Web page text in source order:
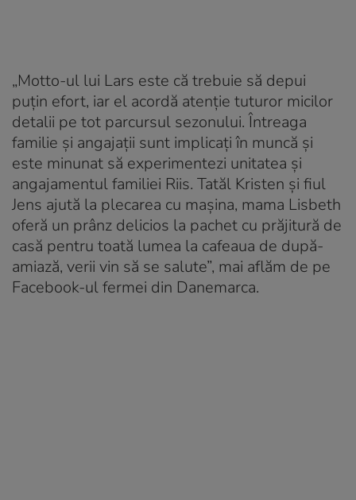
„Motto-ul lui Lars este că trebuie să depui
puțin efort, iar el acordă atenție tuturor micilor
detalii pe tot parcursul sezonului. Întreaga
familie și angajații sunt implicați în muncă și
este minunat să experimentezi unitatea și
angajamentul familiei Riis. Tatăl Kristen și fiul
Jens ajută la plecarea cu mașina, mama Lisbeth
oferă un prânz delicios la pachet cu prăjitură de
casă pentru toată lumea la cafeaua de după-
amiază, verii vin să se salute”, mai aflăm de pe
Facebook-ul fermei din Danemarca.